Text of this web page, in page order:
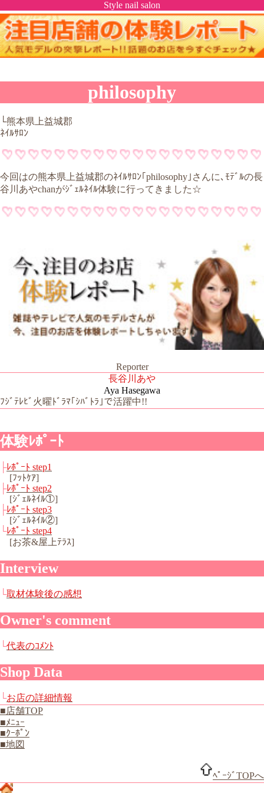
Style nail salon
philosophy
└熊本県上益城郡
ﾈｲﾙｻﾛﾝ
今回はの熊本県上益城郡のﾈｲﾙｻﾛﾝ｢philosophy｣さんに､ﾓﾃﾞﾙの長
谷川あやchanがｼﾞｪﾙﾈｲﾙ体験に行ってきました☆
Reporter
長谷川あや
Aya Hasegawa
ﾌｼﾞﾃﾚﾋﾞ火曜ﾄﾞﾗﾏ｢ｼﾊﾞﾄﾗ｣で活躍中!!
体験ﾚﾎﾟｰﾄ
├ﾚﾎﾟｰﾄ step1
[ﾌｯﾄｹｱ]
├ﾚﾎﾟｰﾄ step2
[ｼﾞｪﾙﾈｲﾙ①]
├ﾚﾎﾟｰﾄ step3
[ｼﾞｪﾙﾈｲﾙ②]
└ﾚﾎﾟｰﾄ step4
[お茶&屋上ﾃﾗｽ]
Interview
└取材体験後の感想
Owner's comment
└代表のｺﾒﾝﾄ
Shop Data
└お店の詳細情報
■店舗TOP
■ﾒﾆｭｰ
■ｸｰﾎﾟﾝ
■地図
ﾍﾟｰｼﾞTOPへ